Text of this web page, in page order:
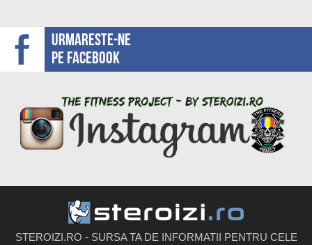
Urmareste-ne
pe facebook
STEROIZI.RO - SURSA TA DE INFORMATII PENTRU CELE